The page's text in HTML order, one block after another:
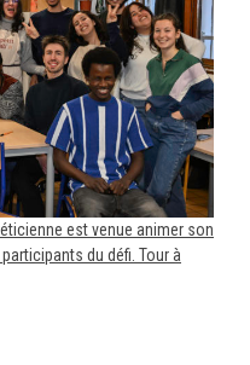
est venue animer son
du défi. Tour à